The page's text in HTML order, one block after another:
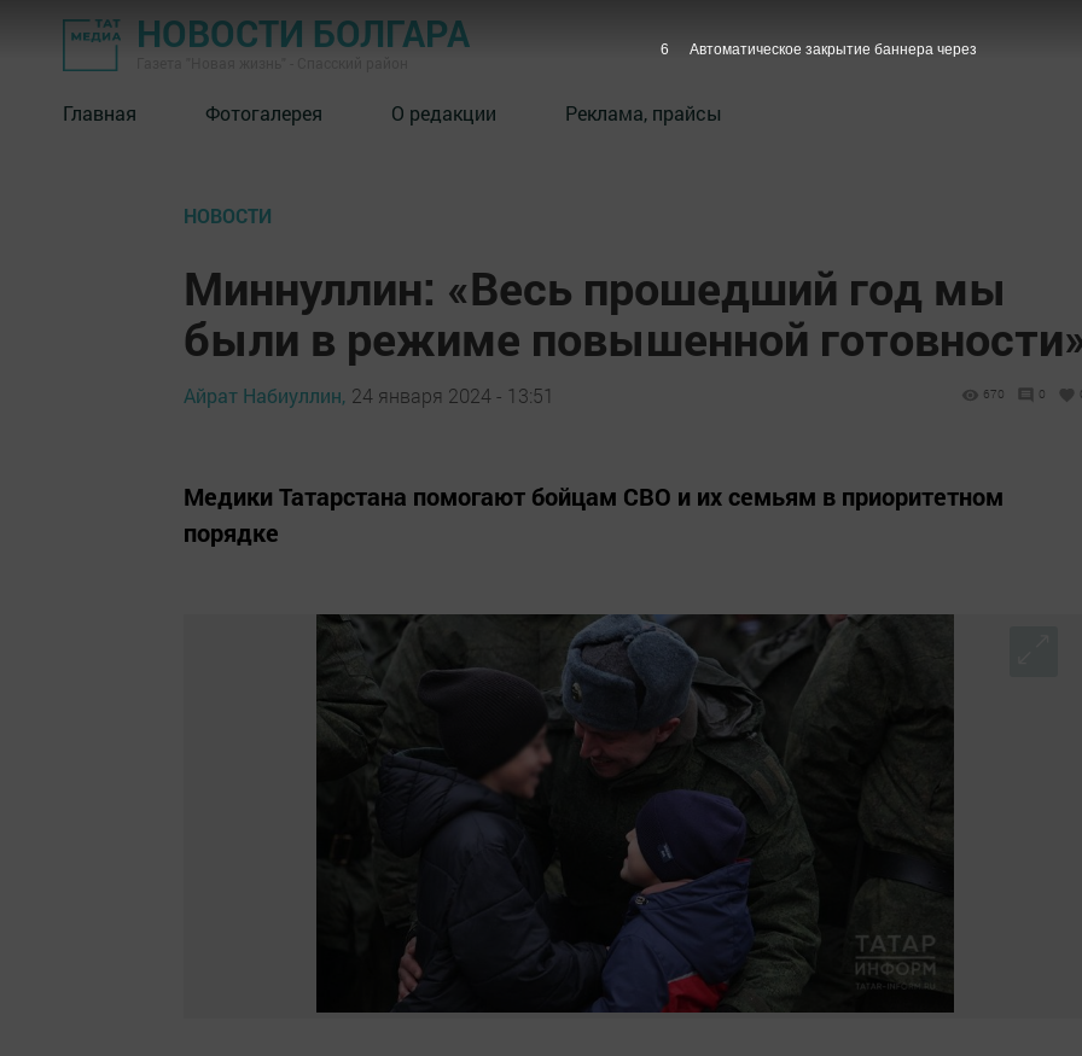
НОВОСТИ БОЛГАРА
Главная Фотогалерея О редакции Реклама, прайсы
НОВОСТИ
Миннуллин: «Весь прошедший год мы
были в режиме повышенной
Айрат Набиуллин, 24 января 2024 - 13:51 670 0
Медики Татарстана помогают бойцам СВО и их семьям в приоритетном
порядке
5 Автоматическое закрытие баннера через